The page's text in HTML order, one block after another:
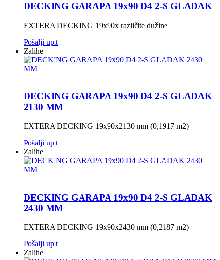
DECKING GARAPA 19x90 D4 2-S GLADAK
EXTERA DECKING 19x90x različite dužine
Pošalji upit
Zalihe
DECKING GARAPA 19x90 D4 2-S GLADAK
2130 MM
EXTERA DECKING 19x90x2130 mm (0,1917 m2)
Pošalji upit
Zalihe
DECKING GARAPA 19x90 D4 2-S GLADAK
2430 MM
EXTERA DECKING 19x90x2430 mm (0,2187 m2)
Pošalji upit
Zalihe